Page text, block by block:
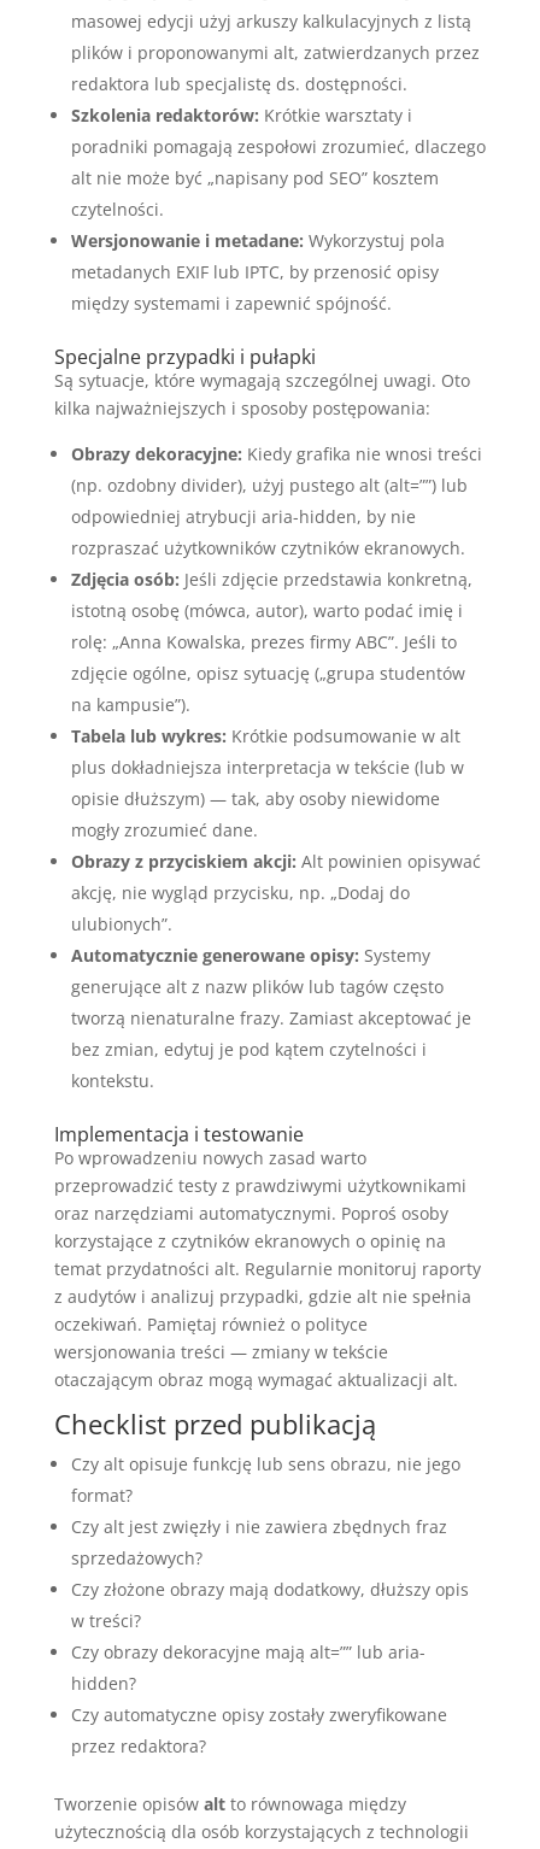
masowej edycji użyj arkuszy kalkulacyjnych z listą
plików i proponowanymi alt, zatwierdzanych przez
redaktora lub specjalistę ds. dostępności.
Szkolenia redaktorów: Krótkie warsztaty i
poradniki pomagają zespołowi zrozumieć, dlaczego
alt nie może być „napisany pod SEO” kosztem
czytelności.
Wersjonowanie i metadane: Wykorzystuj pola
metadanych EXIF lub IPTC, by przenosić opisy
między systemami i zapewnić spójność.
Specjalne przypadki i pułapki
Są sytuacje, które wymagają szczególnej uwagi. Oto
kilka najważniejszych i sposoby postępowania:
Obrazy dekoracyjne: Kiedy grafika nie wnosi treści
(np. ozdobny divider), użyj pustego alt (alt=””) lub
odpowiedniej atrybucji aria-hidden, by nie
rozpraszać użytkowników czytników ekranowych.
Zdjęcia osób: Jeśli zdjęcie przedstawia konkretną,
istotną osobę (mówca, autor), warto podać imię i
rolę: „Anna Kowalska, prezes firmy ABC”. Jeśli to
zdjęcie ogólne, opisz sytuację („grupa studentów
na kampusie”).
Tabela lub wykres: Krótkie podsumowanie w alt
plus dokładniejsza interpretacja w tekście (lub w
opisie dłuższym) — tak, aby osoby niewidome
mogły zrozumieć dane.
Obrazy z przyciskiem akcji: Alt powinien opisywać
akcję, nie wygląd przycisku, np. „Dodaj do
ulubionych”.
Automatycznie generowane opisy: Systemy
generujące alt z nazw plików lub tagów często
tworzą nienaturalne frazy. Zamiast akceptować je
bez zmian, edytuj je pod kątem czytelności i
kontekstu.
Implementacja i testowanie
Po wprowadzeniu nowych zasad warto
przeprowadzić testy z prawdziwymi użytkownikami
oraz narzędziami automatycznymi. Poproś osoby
korzystające z czytników ekranowych o opinię na
temat przydatności alt. Regularnie monitoruj raporty
z audytów i analizuj przypadki, gdzie alt nie spełnia
oczekiwań. Pamiętaj również o polityce
wersjonowania treści — zmiany w tekście
otaczającym obraz mogą wymagać aktualizacji alt.
Checklist przed publikacją
Czy alt opisuje funkcję lub sens obrazu, nie jego
format?
Czy alt jest zwięzły i nie zawiera zbędnych fraz
sprzedażowych?
Czy złożone obrazy mają dodatkowy, dłuższy opis
w treści?
Czy obrazy dekoracyjne mają alt=”” lub aria-
hidden?
Czy automatyczne opisy zostały zweryfikowane
przez redaktora?
Tworzenie opisów altto równowaga między
użytecznością dla osób korzystających z technologii